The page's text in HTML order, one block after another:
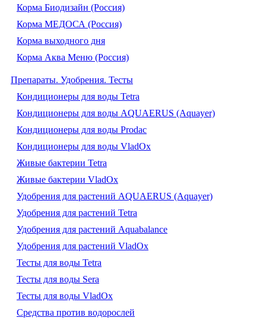
Корма Биодизайн (Россия)
Корма МЕДОСА (Россия)
Корма выходного дня
Корма Аква Меню (Россия)
Препараты. Удобрения. Тесты
Кондиционеры для воды Tetra
Кондиционеры для воды AQUAERUS (Aquayer)
Кондиционеры для воды Prodac
Кондиционеры для воды VladOx
Живые бактерии Tetra
Живые бактерии VladOx
Удобрения для растений AQUAERUS (Aquayer)
Удобрения для растений Tetra
Удобрения для растений Aquabalance
Удобрения для растений VladOx
Тесты для воды Tetra
Тесты для воды Sera
Тесты для воды VladOx
Средства против водорослей